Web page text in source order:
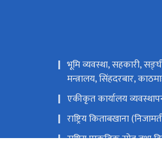
भूमि व्यवस्था, सहकारी,
मन्त्रालय, सिंहदरबार,
एकीकृत कार्यालय
राष्ट्रिय किताबखाना
राष्ट्रिय प्राकृतिक स्रोत तथा